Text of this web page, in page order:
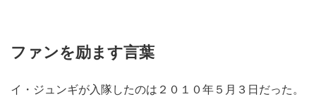
ファンを励ます言葉
イ・ジュンギが入隊したのは２０１０年５月３日だった。